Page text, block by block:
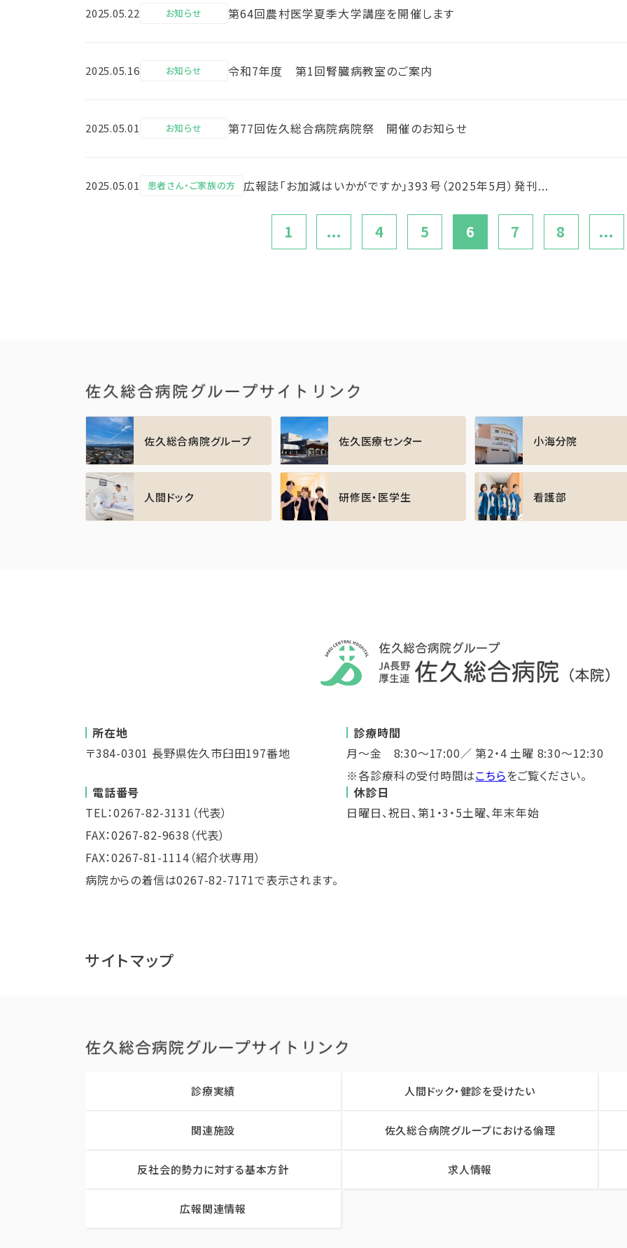
2025.05.22 お知らせ 第64回農村医学夏季大学講座を開催します
2025.05.16 お知らせ 令和7年度 第1回腎臓病教室のご案内
2025.05.01 お知らせ 第77回佐久総合病院病院祭 開催のお知らせ
2025.05.01 患者さん・ご家族の方 広報誌「お加減はいかがですか」393号（2025年5月）発刊...
1 ... 4 5 6 7 8 ...
佐久総合病院グループ 佐久医療センター 小海分院
人間ドック 研修医・医学生 看護部
所在地
〒384-0301 長野県佐久市臼田197番地
診療時間
月～金 8:30～17:00／ 第2・4 土曜 8:30～12:30
※各診療科の受付時間はこちらをご覧ください。
電話番号
TEL：0267-82-3131（代表）
FAX：0267-82-9638（代表）
FAX：0267-81-1114（紹介状専用）
病院からの着信は0267-82-7171で表示されます。
休診日
日曜日、祝日、第1・3・5土曜、年末年始
サイトマップ
診療実績 人間ドック・健診を受けたい
関連施設 佐久総合病院グループにおける倫理
反社会的勢力に対する基本方針 求人情報
広報関連情報